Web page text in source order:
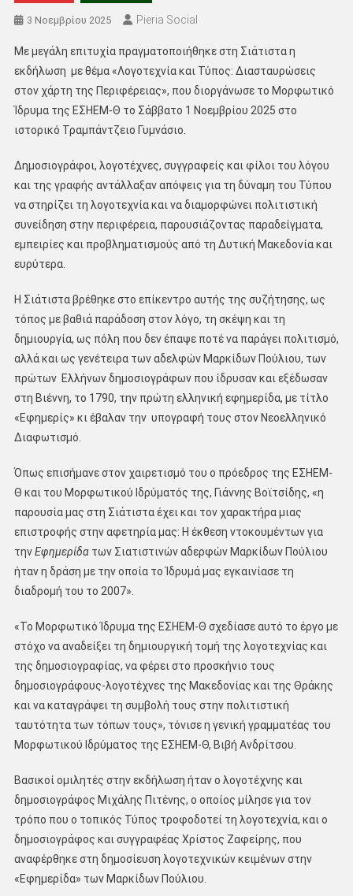
3 Νοεμβρίου 2025 Pieria Social
Με μεγάλη επιτυχία πραγματοποιήθηκε στη Σιάτιστα η
εκδήλωση με θέμα «Λογοτεχνία και Τύπος: Διασταυρώσεις
στον χάρτη της Περιφέρειας», που διοργάνωσε το Μορφωτικό
Ίδρυμα της ΕΣΗΕΜ-Θ το Σάββατο 1 Νοεμβρίου 2025 στο
ιστορικό Τραμπάντζειο Γυμνάσιο.
Δημοσιογράφοι, λογοτέχνες, συγγραφείς και φίλοι του λόγου
και της γραφής αντάλλαξαν απόψεις για τη δύναμη του Τύπου
να στηρίζει τη λογοτεχνία και να διαμορφώνει πολιτιστική
συνείδηση στην περιφέρεια, παρουσιάζοντας παραδείγματα,
εμπειρίες και προβληματισμούς από τη Δυτική Μακεδονία και
ευρύτερα.
Η Σιάτιστα βρέθηκε στο επίκεντρο αυτής της συζήτησης, ως
τόπος με βαθιά παράδοση στον λόγο, τη σκέψη και τη
δημιουργία, ως πόλη που δεν έπαψε ποτέ να παράγει πολιτισμό,
αλλά και ως γενέτειρα των αδελφών Μαρκίδων Πούλιου, των
πρώτων Ελλήνων δημοσιογράφων που ίδρυσαν και εξέδωσαν
στη Βιέννη, το 1790, την πρώτη ελληνική εφημερίδα, με τίτλο
«Εφημερίς» κι έβαλαν την υπογραφή τους στον Νεοελληνικό
Διαφωτισμό.
Όπως επισήμανε στον χαιρετισμό του ο πρόεδρος της ΕΣΗΕΜ-
Θ και του Μορφωτικού Ιδρύματός της, Γιάννης Βοϊτσίδης, «η
παρουσία μας στη Σιάτιστα έχει και τον χαρακτήρα μιας
επιστροφής στην αφετηρία μας: Η έκθεση ντοκουμέντων για
τηνΕφημερίδατων Σιατιστινών αδερφών Μαρκίδων Πούλιου
ήταν η δράση με την οποία το Ίδρυμά μας εγκαινίασε τη
διαδρομή του το 2007».
«Το Μορφωτικό Ίδρυμα της ΕΣΗΕΜ-Θ σχεδίασε αυτό το έργο με
στόχο να αναδείξει τη δημιουργική τομή της λογοτεχνίας και
της δημοσιογραφίας, να φέρει στο προσκήνιο τους
δημοσιογράφους-λογοτέχνες της Μακεδονίας και της Θράκης
και να καταγράψει τη συμβολή τους στην πολιτιστική
ταυτότητα των τόπων τους», τόνισε η γενική γραμματέας του
Μορφωτικού Ιδρύματος της ΕΣΗΕΜ-Θ, Βιβή Ανδρίτσου.
Βασικοί ομιλητές στην εκδήλωση ήταν ο λογοτέχνης και
δημοσιογράφος Μιχάλης Πιτένης, ο οποίος μίλησε για τον
τρόπο που ο τοπικός Τύπος τροφοδοτεί τη λογοτεχνία, και ο
δημοσιογράφος και συγγραφέας Χρίστος Ζαφείρης, που
αναφέρθηκε στη δημοσίευση λογοτεχνικών κειμένων στην
«Εφημερίδα» των Μαρκίδων Πούλιου.